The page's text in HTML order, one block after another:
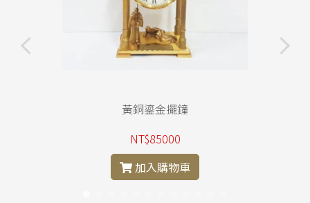
黃銅鎏金擺鐘
NT$85000
加入購物車